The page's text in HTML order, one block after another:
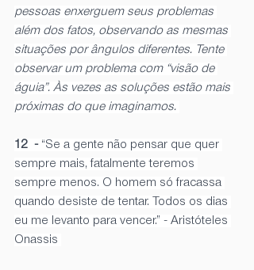
pessoas enxerguem seus problemas
além dos fatos, observando as mesmas
situações por ângulos diferentes. Tente
observar um problema com “visão de
águia”. Às vezes as soluções estão mais
próximas do que imaginamos.
12  - “Se a gente não pensar que quer
sempre mais, fatalmente teremos
sempre menos. O homem só fracassa
quando desiste de tentar. Todos os dias
eu me levanto para vencer.” - Aristóteles
Onassis